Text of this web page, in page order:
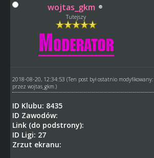
wojtas_gkm
Tutejszy
2018-08-20, 12:34:53 (Ten post był ostatnio
przez wojtas_gkm .)
ID Klubu: 8435
ID Zawodów:
Link (do podstrony):
ID Ligi: 27
Zrzut ekranu: